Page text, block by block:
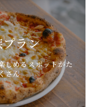
ラン
しめるスポットがた
さん